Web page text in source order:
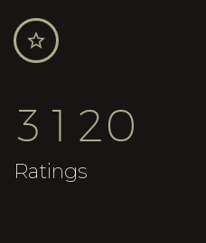


3 1 20
Ratings